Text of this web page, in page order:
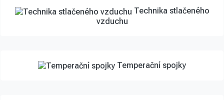
Technika stlačeného
vzduchu
Temperační spojky